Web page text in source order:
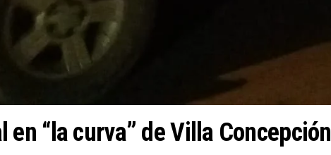
“la curva” de Villa Concepción